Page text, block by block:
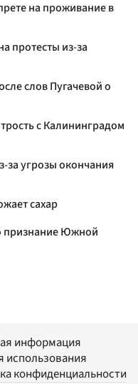
на проживание в
протесты из-за
слов Пугачевой о
с Калининградом
за угрозы окончания
сахар
признание Южной
информация
использования
конфиденциальности